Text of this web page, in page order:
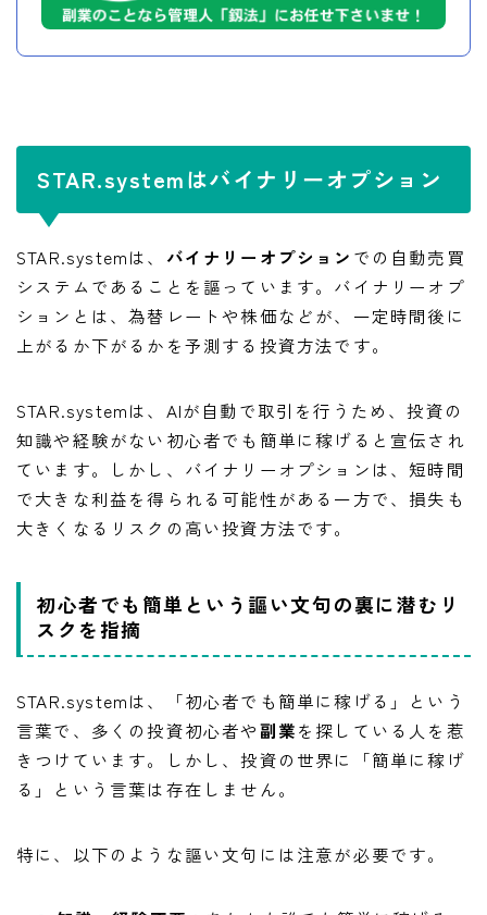
STAR.systemはバイナリーオプション
STAR.systemは、 バイナリーオプション での自動売買
システムであることを謳っています。バイナリーオプ
ションとは、為替レートや株価などが、一定時間後に
上がるか下がるかを予測する投資方法です。
STAR.systemは、AIが自動で取引を行うため、投資の
知識や経験がない初心者でも簡単に稼げると宣伝され
ています。しかし、バイナリーオプションは、短時間
で大きな利益を得られる可能性がある一方で、損失も
大きくなるリスクの高い投資方法です。
初心者でも簡単という謳い文句の裏に潜むリ
スクを指摘
STAR.systemは、「初心者でも簡単に稼げる」という
言葉で、多くの投資初心者や副業を探している人を惹
きつけています。しかし、投資の世界に「簡単に稼げ
る」という言葉は存在しません。
特に、以下のような謳い文句には注意が必要です。